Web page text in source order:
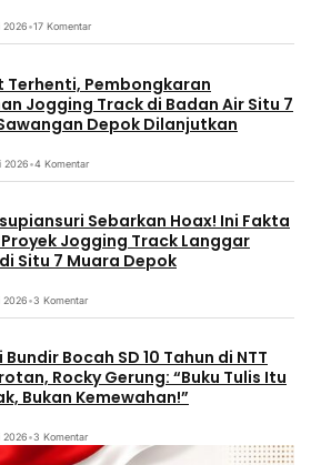
2026•17 Komentar
Terhenti, Pembongkaran
Jogging Track di Badan Air Situ 7
Depok Dilanjutkan
2026•4 Komentar
Sebarkan Hoax! Ini Fakta
Jogging Track Langgar
Situ 7 Muara Depok
2026•3 Komentar
Bocah SD 10 Tahun di NTT
Rocky Gerung: “Buku Tulis Itu
Bukan Kemewahan!”
2026•3 Komentar